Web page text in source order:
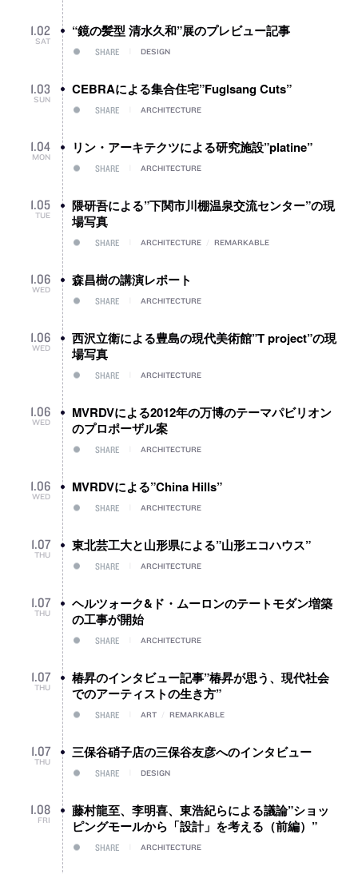
1.02
SAT
“鏡の髪型 清水久和”展のプレビュー記事
SHARE DESIGN
1.03
SUN
CEBRAによる集合住宅”Fuglsang Cuts”
SHARE ARCHITECTURE
1.04
MON
リン・アーキテクツによる研究施設”platine”
SHARE ARCHITECTURE
1.05
TUE
隈研吾による”下関市川棚温泉交流センター”の現
場写真
SHARE ARCHITECTURE REMARKABLE
1.06
WED
森昌樹の講演レポート
SHARE ARCHITECTURE
1.06
WED
西沢立衛による豊島の現代美術館”T project”の現
場写真
SHARE ARCHITECTURE
1.06
WED
MVRDVによる2012年の万博のテーマパビリオン
のプロポーザル案
SHARE ARCHITECTURE
1.06
WED
MVRDVによる”China Hills”
SHARE ARCHITECTURE
1.07
THU
東北芸工大と山形県による”山形エコハウス”
SHARE ARCHITECTURE
1.07
THU
ヘルツォーク&ド・ムーロンのテートモダン増築
の工事が開始
SHARE ARCHITECTURE
1.07
THU
椿昇のインタビュー記事”椿昇が思う、現代社会
でのアーティストの生き方”
SHARE ART REMARKABLE
1.07
THU
三保谷硝子店の三保谷友彦へのインタビュー
SHARE DESIGN
1.08
FRI
藤村龍至、李明喜、東浩紀らによる議論”ショッ
ピングモールから「設計」を考える（前編）”
SHARE ARCHITECTURE